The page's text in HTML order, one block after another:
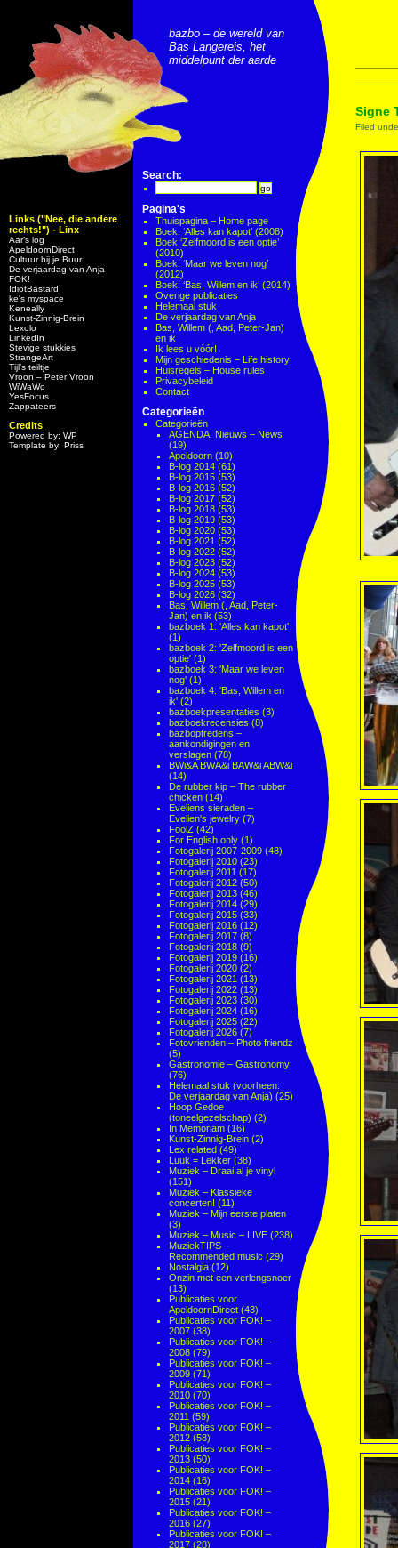
Links ("Nee, die andere
rechts!") - Linx
Aar’s log
ApeldoornDirect
Cultuur bij je Buur
De verjaardag van Anja
FOK!
IdiotBastard
ke's myspace
Keneally
Kunst-Zinnig-Brein
Lexolo
LinkedIn
Stevige stukkies
StrangeArt
Tijl’s teiltje
Vroon – Peter Vroon
WiWaWo
YesFocus
Zappateers
Credits
Powered by: WP
Template by: Priss
bazbo – de wereld van
Bas Langereis, het
middelpunt der aarde
Search:
Pagina's
Thuispagina – Home page
Boek: ‘Alles kan kapot’ (2008)
Boek ‘Zelfmoord is een optie’
(2010)
Boek: ‘Maar we leven nog’
(2012)
Boek: ‘Bas, Willem en ik’ (2014)
Overige publicaties
Helemaal stuk
De verjaardag van Anja
Bas, Willem (, Aad, Peter-Jan)
en ik
Ik lees u vóór!
Mijn geschiedenis – Life history
Huisregels – House rules
Privacybeleid
Contact
Categorieën
Categorieën
AGENDA! Nieuws – News
(19)
Apeldoorn (10)
B-log 2014 (61)
B-log 2015 (53)
B-log 2016 (52)
B-log 2017 (52)
B-log 2018 (53)
B-log 2019 (53)
B-log 2020 (53)
B-log 2021 (52)
B-log 2022 (52)
B-log 2023 (52)
B-log 2024 (53)
B-log 2025 (53)
B-log 2026 (32)
Bas, Willem (, Aad, Peter-
Jan) en ik (53)
bazboek 1: 'Alles kan kapot'
(1)
bazboek 2: 'Zelfmoord is een
optie' (1)
bazboek 3: 'Maar we leven
nog' (1)
bazboek 4: 'Bas, Willem en
ik' (2)
bazboekpresentaties (3)
bazboekrecensies (8)
bazboptredens –
aankondigingen en
verslagen (78)
BWi&A BWA&i BAW&i ABW&i
(14)
De rubber kip – The rubber
chicken (14)
Eveliens sieraden –
Evelien's jewelry (7)
FoolZ (42)
For English only (1)
Fotogalerij 2007-2009 (48)
Fotogalerij 2010 (23)
Fotogalerij 2011 (17)
Fotogalerij 2012 (50)
Fotogalerij 2013 (46)
Fotogalerij 2014 (29)
Fotogalerij 2015 (33)
Fotogalerij 2016 (12)
Fotogalerij 2017 (8)
Fotogalerij 2018 (9)
Fotogalerij 2019 (16)
Fotogalerij 2020 (2)
Fotogalerij 2021 (13)
Fotogalerij 2022 (13)
Fotogalerij 2023 (30)
Fotogalerij 2024 (16)
Fotogalerij 2025 (22)
Fotogalerij 2026 (7)
Fotovrienden – Photo friendz
(5)
Gastronomie – Gastronomy
(76)
Helemaal stuk (voorheen:
De verjaardag van Anja) (25)
Hoop Gedoe
(toneelgezelschap) (2)
In Memoriam (16)
Kunst-Zinnig-Brein (2)
Lex related (49)
Luuk = Lekker (38)
Muziek – Draai al je vinyl
(151)
Muziek – Klassieke
concerten! (11)
Muziek – Mijn eerste platen
(3)
Muziek – Music – LIVE (238)
MuziekTIPS –
Recommended music (29)
Nostalgia (12)
Onzin met een verlengsnoer
(13)
Publicaties voor
ApeldoornDirect (43)
Publicaties voor FOK! –
2007 (38)
Publicaties voor FOK! –
2008 (79)
Publicaties voor FOK! –
2009 (71)
Publicaties voor FOK! –
2010 (70)
Publicaties voor FOK! –
2011 (59)
Publicaties voor FOK! –
2012 (58)
Publicaties voor FOK! –
2013 (50)
Publicaties voor FOK! –
2014 (16)
Publicaties voor FOK! –
2015 (21)
Publicaties voor FOK! –
2016 (27)
Publicaties voor FOK! –
2017 (28)
Signe
Filed